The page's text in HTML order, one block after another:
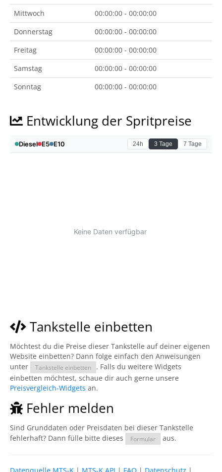
Mittwoch
00:00:00 - 00:00:00
Donnerstag
00:00:00 - 00:00:00
Freitag
00:00:00 - 00:00:00
Samstag
00:00:00 - 00:00:00
Sonntag
00:00:00 - 00:00:00
Entwicklung der Spritpreise
Tankstelle einbetten
Möchtest du die Preise dieser Tankstelle auf deiner eigenen
Website einbetten? Dann folge einfach den Anweisungen
unter
Tankstelle einbetten
. Falls du weitere Widgets
einbetten möchtest, schaue dir auch gerne unsere
Preisvergleich-Widgets an.
Fehler melden
Sind Grunddaten oder Preisdaten bei dieser Tankstelle
fehlerhaft? Dann fülle bitte dieses
Formular aus.